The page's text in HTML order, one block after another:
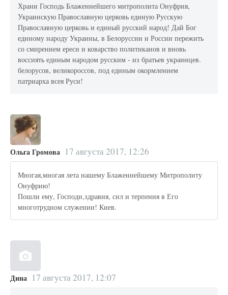
Храни Господь Блаженнейшего митрополита Онуфрия,
Украинскую Православную церковь единую Русскую
Православную церковь и единый русский народ! Дай Бог
единому народу Украины, в Белоруссии и России пережить
со смирением ереси и коварство политиканов и вновь
воссиять единым народом русским - из братьев украинцев.
белорусов, великороссов, под единым окормлением
патриарха всея Руси!
Ольга Громова 17 августа 2017, 12:26
Многая,многая лета нашему Блаженнейшему Митрополиту
Онуфрию!
Пошли ему, Господи,здравия, сил и терпения в Его
многотрудном служении! Киев.
Дина 17 августа 2017, 12:07